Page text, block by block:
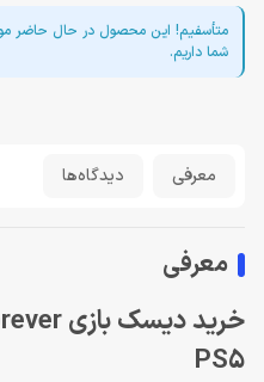
متأسفیم! این محصول در حال حاضر
شما داریم.
معرفی دیدگاه‌ها
معرفی
PS5